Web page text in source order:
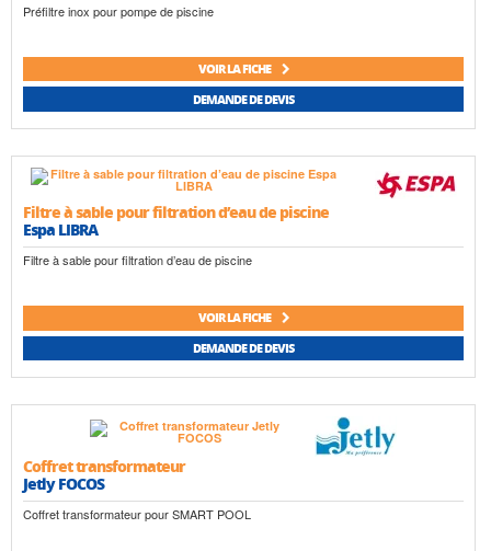
Préfiltre inox pour pompe de piscine
VOIR LA FICHE
DEMANDE DE DEVIS
Filtre à sable pour filtration d’eau de piscine
Espa LIBRA
Filtre à sable pour filtration d’eau de piscine
VOIR LA FICHE
DEMANDE DE DEVIS
Coffret transformateur
Jetly FOCOS
Coffret transformateur pour SMART POOL